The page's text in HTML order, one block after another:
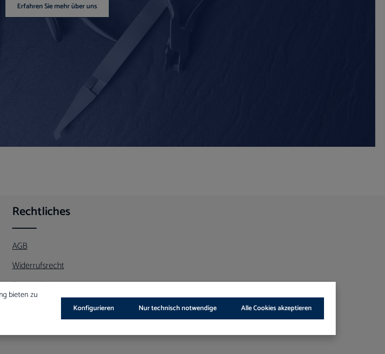
Erfahren Sie mehr über uns
Rechtliches
AGB
Widerrufsrecht
Datenschutz
Vertrag widerrufen
bieten zu
Nur technisch notwendige
Konfigurieren Alle Cookies akzeptieren